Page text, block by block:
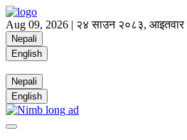
Aug 09, 2026 | २४ साउन २०८३, आइतवार
Nepali
English
Nepali
English